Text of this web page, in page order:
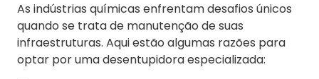
As indústrias químicas enfrentam desafios únicos
quando se trata de manutenção de suas
infraestruturas. Aqui estão algumas razões para
optar por uma desentupidora especializada: